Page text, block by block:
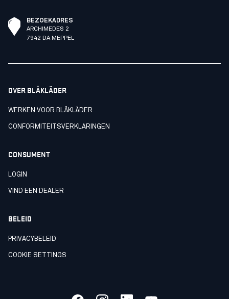
BEZOEKADRES
ARCHIMEDES 2
7942 DA MEPPEL
OVER BLÅKLÄDER
WERKEN VOOR BLÅKLÄDER
CONFORMITEITSVERKLARINGEN
CONSUMENT
LOGIN
VIND EEN DEALER
BELEID
PRIVACYBELEID
COOKIE SETTINGS